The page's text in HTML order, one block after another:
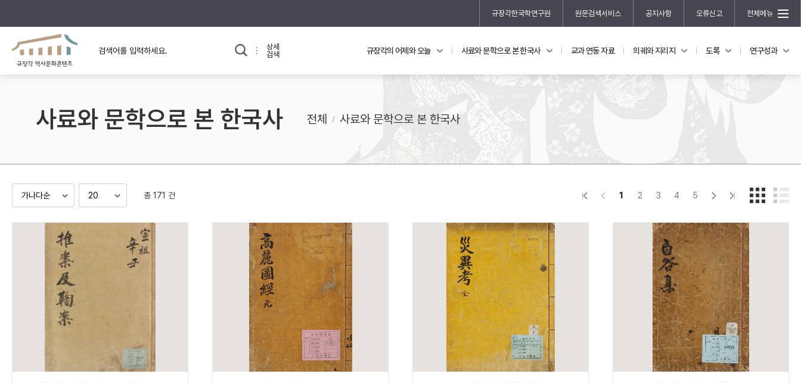
규장각한국학연구원 원문검색서비스 공지사항 오류신고 전체메뉴
규장각의 어제와 오늘
규장각 소개영상
사료와 문학으로 본
고대
고려
조선 후기
교과 연동 자료 의궤와 지리지
지리지 이야기
도록 연구성과
신진학자 초청 연구교류 사업
규장각-산기 연구비 지원 사업
기획연구
홍재 한국학 펠로십 프로그램
상세
검색
검색 연산자 사용안내
설명
정조 AND 정약용
“정조”와 “정약용”이 동시에 포함된 자료를 검
정조 OR 정약용 “정조” 또는 “정약용”이 포함된 자료를 검색
정조 NOT 정약용
“정조”가 나온 후 “정약용”이 나오지 않는 자
규장각의 어제와 오늘 사료와 문학으로 본 한국사 교과 연동 자료 의궤와 지리지 도록 연구성과
사료와 문학으로 본 한국사 전체 사료와 문학으로 본 한국사
총 171 건 1 2 3 4 5